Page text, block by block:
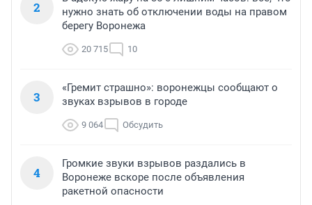
2
нужно знать об отключении воды на правом
берегу Воронежа
20 715 10
3
«Гремит страшно»: воронежцы сообщают о
звуках взрывов в городе
9 064 Обсудить
4
Громкие звуки взрывов раздались в
Воронеже вскоре после объявления
ракетной опасности